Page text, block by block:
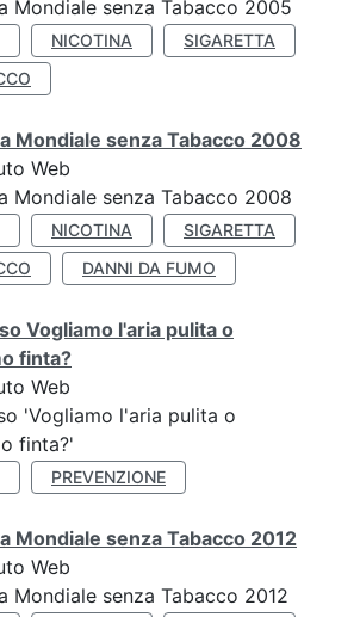
Mondiale senza Tabacco 2005
NICOTINA
SIGARETTA
Mondiale senza Tabacco 2008
Web
Mondiale senza Tabacco 2008
NICOTINA
SIGARETTA
DANNI DA FUMO
Vogliamo l'aria pulita o
finta?
Web
'Vogliamo l'aria pulita o
finta?'
PREVENZIONE
Mondiale senza Tabacco 2012
Web
Mondiale senza Tabacco 2012